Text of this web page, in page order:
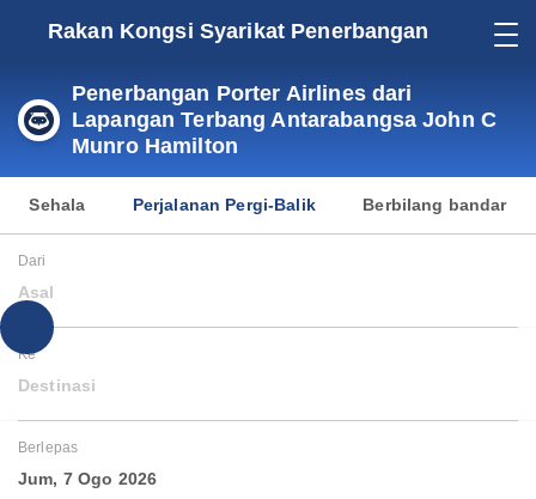
Rakan Kongsi Syarikat Penerbangan
Penerbangan Porter Airlines dari
Lapangan Terbang Antarabangsa John C
Munro Hamilton
Sehala Perjalanan Pergi-Balik Berbilang bandar
Dari
Asal
Ke
Destinasi
Berlepas
Jum, 7 Ogo 2026